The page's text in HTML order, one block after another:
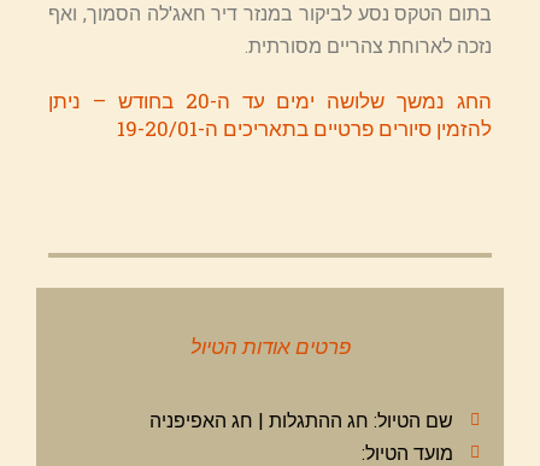
בתום הטקס נסע לביקור במנזר דיר חאג'לה הסמוך, ואף
נזכה לארוחת צהריים מסורתית.
החג נמשך שלושה ימים עד ה-20 בחודש – ניתן
להזמין סיורים פרטיים בתאריכים ה-19-20/01
פרטים אודות הטיול
שם הטיול: חג ההתגלות | חג האפיפניה
מועד הטיול: